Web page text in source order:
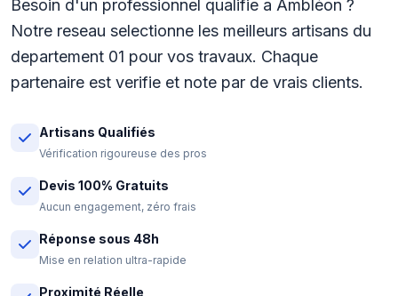
Besoin d'un professionnel qualifie a Ambléon ?
Notre reseau selectionne les meilleurs artisans du
departement 01 pour vos travaux. Chaque
partenaire est verifie et note par de vrais clients.
Artisans Qualifiés
Vérification rigoureuse des pros
Devis 100% Gratuits
Aucun engagement, zéro frais
Réponse sous 48h
Mise en relation ultra-rapide
Proximité Réelle